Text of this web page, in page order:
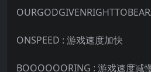
ONSPEED : 游戏速度加快
BOOOOOORING : 游戏速度减